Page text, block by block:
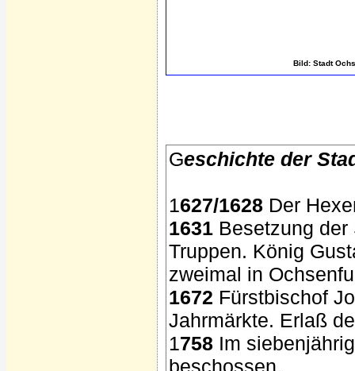
Bild: Stadt
Geschichte der
1627/1628 Der
1631 Besetzung
Truppen. König
zweimal in
1672 Fürstbischof
Jahrmärkte. Erlaß
1758 Im
beschossen.